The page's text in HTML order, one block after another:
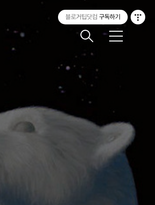
메
블로거팁닷컴 구독하기